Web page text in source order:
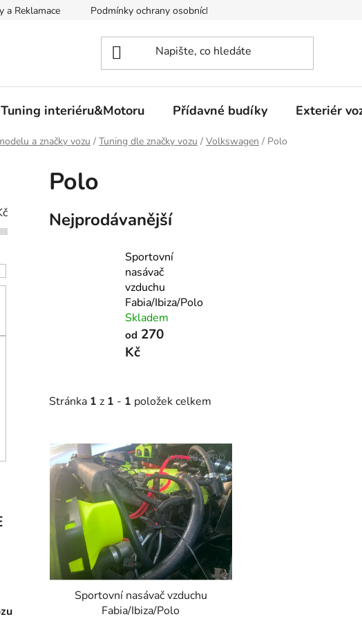
a Reklamace Podmínky ochrany osobních údajů
Tuning interiéru&Motoru Přídavné budíky Exteriér
a značky vozu / Tuning dle značky vozu / Volkswagen / Polo
Polo
Nejprodávanější
Sportovní
nasávač
vzduchu
Fabia/Ibiza/Polo
Skladem
od 270
Kč
Stránka 1 z 1 - 1 položek celkem
V
ý
p
i
p
o
d
Sportovní nasávač vzduchu
Fabia/Ibiza/Polo
Kód:183/PRO